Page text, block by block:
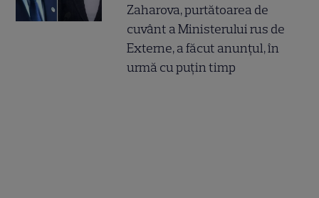
Zaharova, purtătoarea de
cuvânt a Ministerului rus de
Externe, a făcut anunțul, în
urmă cu puțin timp